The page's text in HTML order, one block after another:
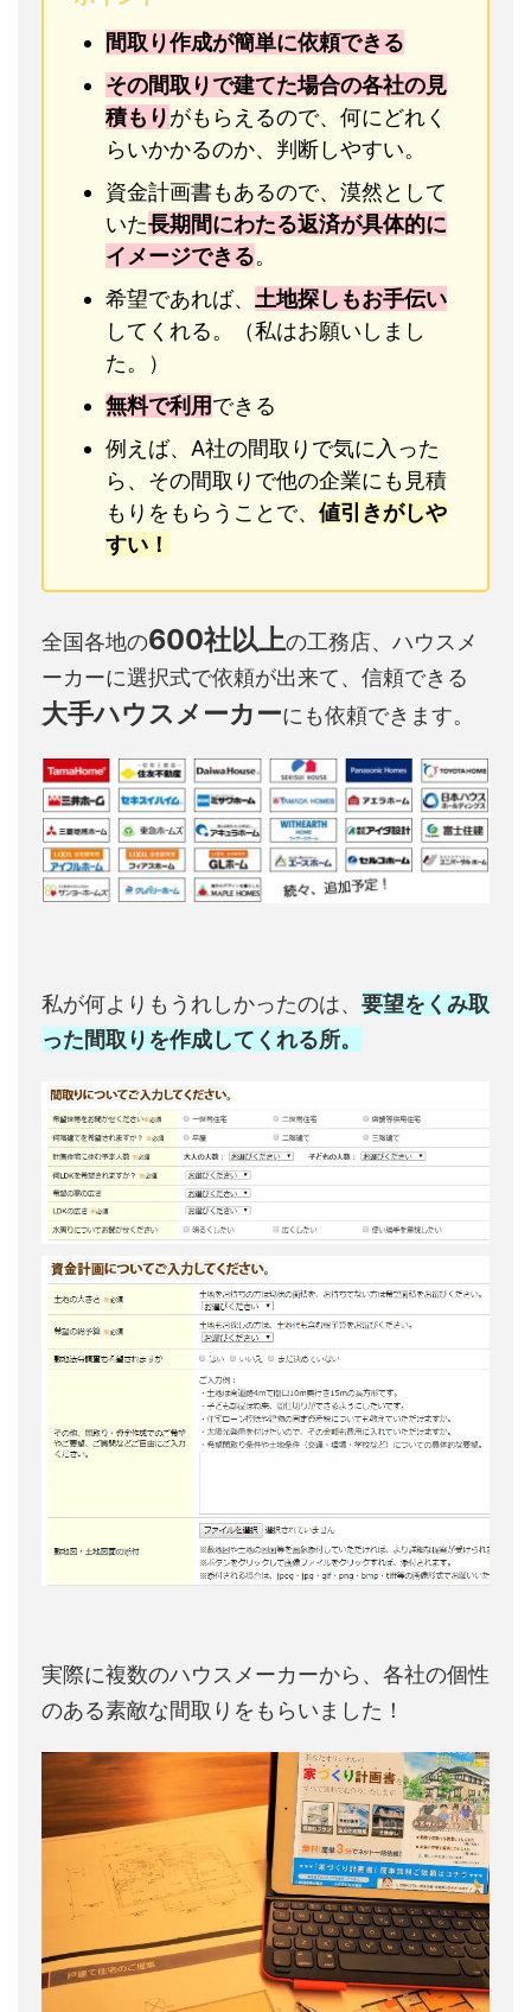
間取り作成が簡単に依頼できる
その間取りで建てた場合の各社の見
積もりがもらえるので、何にどれく
らいかかるのか、判断しやすい。
資金計画書もあるので、漠然として
いた長期間にわたる返済が具体的に
イメージできる。
希望であれば、 土地探しもお手伝い
してくれる。（私はお願いしまし
た。）
無料で利用できる
例えば、A社の間取りで気に入った
ら、その間取りで他の企業にも見積
もりをもらうことで、 値引きがしや
すい！
全国各地の600社以上の工務店、ハウスメ
ーカーに選択式で依頼が出来て、信頼できる
大手ハウスメーカーにも依頼できます。
私が何よりもうれしかったのは、 要望をくみ取
った間取りを作成してくれる所。
実際に複数のハウスメーカーから、各社の個性
のある素敵な間取りをもらいました！